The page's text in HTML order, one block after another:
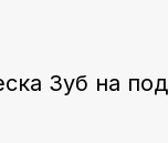
Зуб на